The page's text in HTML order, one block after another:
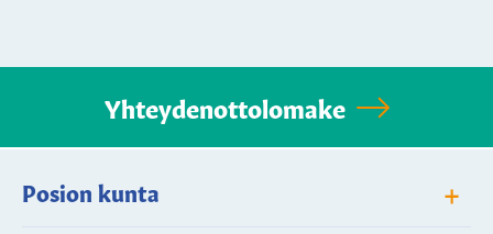
Yhteydenottolomake
Posion kunta +